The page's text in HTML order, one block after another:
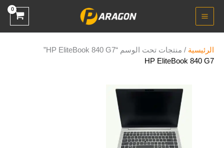
تخطي
الرئيسية / منتجات تحت الوسم “HP EliteBook 840 G7”
HP EliteBook 840 G7